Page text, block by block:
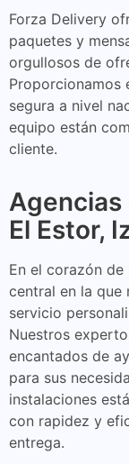
Forza Delivery
paquetes y
orgullosos de
Proporcionamos
segura a nivel
equipo están
cliente.
Agencias
El Estor,
En el corazón de
central en la que
servicio
Nuestros
encantados de
para sus
instalaciones
con rapidez y
entrega.